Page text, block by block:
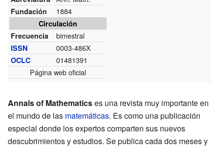
Fundación 1884
Circulación
Frecuencia
bimestral
ISSN 0003-486X
OCLC
01481391
Página web oficial
Annals of Mathematicses una revista muy importante en
el mundo de las matemáticas. Es como una publicación
especial donde los expertos comparten sus nuevos
descubrimientos y estudios. Se publica cada dos meses y